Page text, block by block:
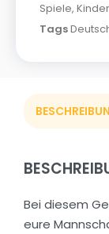
Spiele,
Tags
Bei diesem
eure